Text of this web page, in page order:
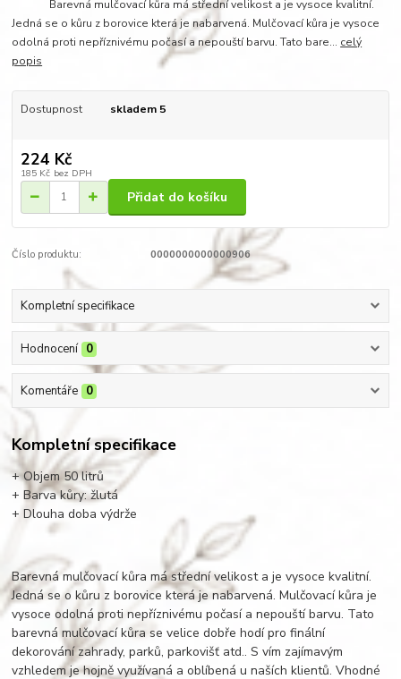
Barevná mulčovací kůra má střední velikost a je vysoce kvalitní.
Jedná se o kůru z borovice která je nabarvená. Mulčovací kůra je vysoce
odolná proti nepříznivému počasí a nepouští barvu. Tato bare... celý
popis
Dostupnost skladem 5
224 Kč
185 Kč bez DPH
Přidat do košíku
Číslo produktu: 0000000000000906
Kompletní specifikace
Hodnocení 0
Komentáře 0
Kompletní specifikace
+ Objem 50 litrů
+ Barva kůry: žlutá
+ Dlouha doba výdrže
Barevná mulčovací kůra má střední velikost a je vysoce kvalitní.
Jedná se o kůru z borovice která je nabarvená. Mulčovací kůra je
vysoce odolná proti nepříznivému počasí a nepouští barvu. Tato
barevná mulčovací kůra se velice dobře hodí pro finální
dekorování zahrady, parků, parkovišť atd.. S vím zajímavým
vzhledem je hojně využívaná a oblíbená u naších klientů. Vhodné